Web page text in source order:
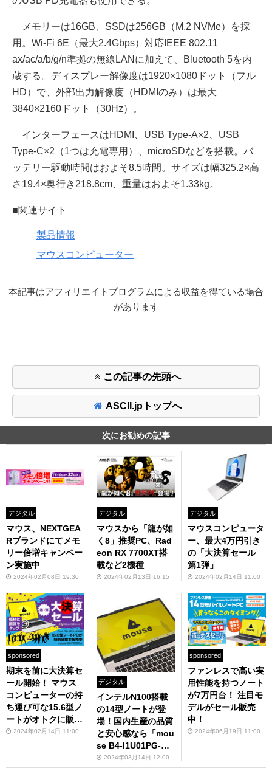
メモリーは16GB、SSDは256GB（M.2 NVMe）を採
用。Wi-Fi 6E（最大2.4Gbps）対応IEEE 802.11
ax/ac/a/b/g/n準拠の無線LANに加えて、Bluetooth 5を内
蔵する。ディスプレー解像度は1920×1080ドット（フル
HD）で、外部出力解像度（HDMIのみ）は最大
3840×2160ドット（30Hz）。
インターフェースはHDMI、USB Type-A×2、USB
Type-C×2（1つは充電専用）、microSDなどを搭載。バ
ッテリー駆動時間はおよそ8.5時間。サイズは幅325.2×高
さ19.4×奥行き218.8cm、重量はおよそ1.33kg。
■関連サイト
製品情報
マウスコンピューター
本記事はアフィリエイトプログラムによる収益を得ている場合
があります
この記事の先頭へ
ASCII.jpトップへ
次にお勧めの記事
デジタル
マウス、NEXTGEA
Rブランドにてメモ
リー倍増キャンペー
ン実施中
2024年02月08日 19:30
デジタル
マウスから「龍が如
く8」推奨PC、Rad
eon RX 7700XT搭
載など2機種
2024年02月13日 16:15
デジタル
マウスコンピュータ
ー、最大4万円引き
の「大決算セール
第1弾」
2024年02月14日 11:00
sponsored
期末を前に大決算セ
ール開始！ マウス
コンピューターの持
ち運び可な15.6型ノ
ートがオトクに販売
中2024年02月14日 11:00
デジタル
インテルN100搭載
の14型ノートが登
場！国内生産の品質
と安心感なら「mou
se B4-I1U01PG-
B」だ
2024年03月14日 12:00
sponsored
ファンレスで高い実
用性能を持つノート
が7万円台！ 注目モ
デルがセール販売
中！
2024年06月19日 11:00